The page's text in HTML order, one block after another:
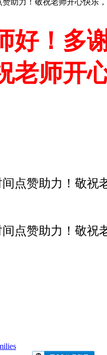
好！多
老师开
点赞助力！敬
点赞助力！敬